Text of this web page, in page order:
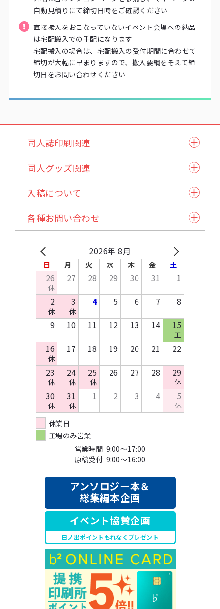
自動見積りにて締切日時をご確認ください
直接搬入をおこなっていないイベント会場への納品
は宅配搬入での手配になります
宅配搬入の場合は、宅配搬入の受付期間に合わせて
締切が大幅に早まりますので、搬入要綱をそえて締
切日をお問い合わせください
同人誌印刷関連
同人誌セット
小説本セット
ステッチ本・ペラ本
同人誌企画セット
同人グッズ関連
紙製品
アクリル製品
缶バッジ・アクセサリー類・その他アイテム
その他布製品
木製製品
キッチン・日用品・雑貨
入稿について
入稿スケジュール/イベント情報
発注から納品の流れ
入稿方法
お支払いについて
納品方法/送料について
原稿作成方法
テンプレートDL
各種お問い合わせ
自動見積り/予約
在庫預かり/発送/処分について
イベント協賛申込み
お問い合わせ
資料請求
法人のお客様へ
2026年 8月
日 月 火 水 木 金 土
26
休
27 28 29 30 31
1
2
休
3
休
4 5 6 7
8
9
10 11 12 13 14 15
工
16
休
17 18 19 20 21
22
23
休
24
休
25
休
26 27 28 29
休
30
休
31
休
1 2 3 4 5
休
休業日
工場のみ営業
営業時間 9:00～17:00
原稿受付 9:00～16:00
アンソロジー本＆
総集編本企画
イベント協賛企画
日ノ出ポイントもれなくプレゼント